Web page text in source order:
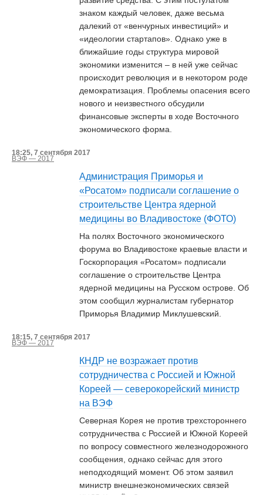
знаком каждый человек, даже весьма
далекий от «венчурных инвестиций» и
«идеологии стартапов». Однако уже в
ближайшие годы структура мировой
экономики изменится – в ней уже сейчас
происходит революция и в некотором роде
демократизация. Проблемы опасения всего
нового и неизвестного обсудили
финансовые эксперты в ходе Восточного
экономического форма.
18:25, 7 сентября 2017
ВЭФ — 2017
Администрация Приморья и
«Росатом» подписали соглашение о
строительстве Центра ядерной
медицины во Владивостоке (ФОТО)
На полях Восточного экономического
форума во Владивостоке краевые власти и
Госкорпорация «Росатом» подписали
соглашение о строительстве Центра
ядерной медицины на Русском острове. Об
этом сообщил журналистам губернатор
Приморья Владимир Миклушевский.
18:15, 7 сентября 2017
ВЭФ — 2017
КНДР не возражает против
сотрудничества с Россией и Южной
Кореей — северокорейский министр
на ВЭФ
Северная Корея не против трехстороннего
сотрудничества с Россией и Южной Кореей
по вопросу совместного железнодорожного
сообщения, однако сейчас для этого
неподходящий момент. Об этом заявил
министр внешнеэкономических связей